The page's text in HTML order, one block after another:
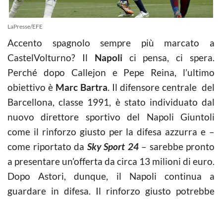
LaPresse/EFE
Accento spagnolo sempre più marcato a
CastelVolturno? Il Napoli ci pensa, ci spera.
Perché dopo Callejon e Pepe Reina, l’ultimo
obiettivo è Marc Bartra. Il difensore centrale del
Barcellona, classe 1991, è stato individuato dal
nuovo direttore sportivo del Napoli Giuntoli
come il rinforzo giusto per la difesa azzurra e –
come riportato da Sky Sport 24 – sarebbe pronto
a presentare un’offerta da circa 13 milioni di euro.
Dopo Astori, dunque, il Napoli continua a
guardare in difesa. Il rinforzo giusto potrebbe